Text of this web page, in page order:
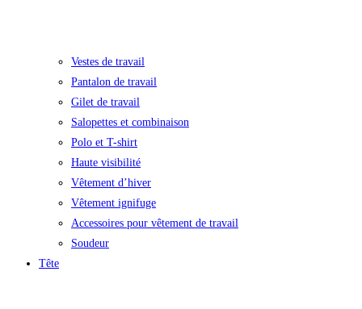
Vestes de travail
Pantalon de travail
Gilet de travail
Salopettes et combinaison
Polo et T-shirt
Haute visibilité
Vêtement d’hiver
Vêtement ignifuge
Accessoires pour vêtement de travail
Soudeur
Tête